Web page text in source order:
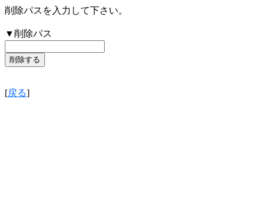
削除パスを入力して下さい。
▼削除パス
[戻る]